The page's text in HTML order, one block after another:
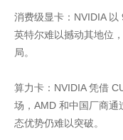
消费级显卡：NVIDIA
英特尔难以撼动其地位
局。
算力卡：NVIDIA 凭借
场，AMD 和中国厂商通
态优势仍难以突破。